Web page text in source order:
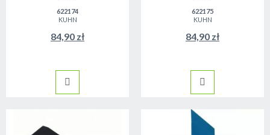
622174
KUHN
84,90 zł
622175
KUHN
84,90 zł